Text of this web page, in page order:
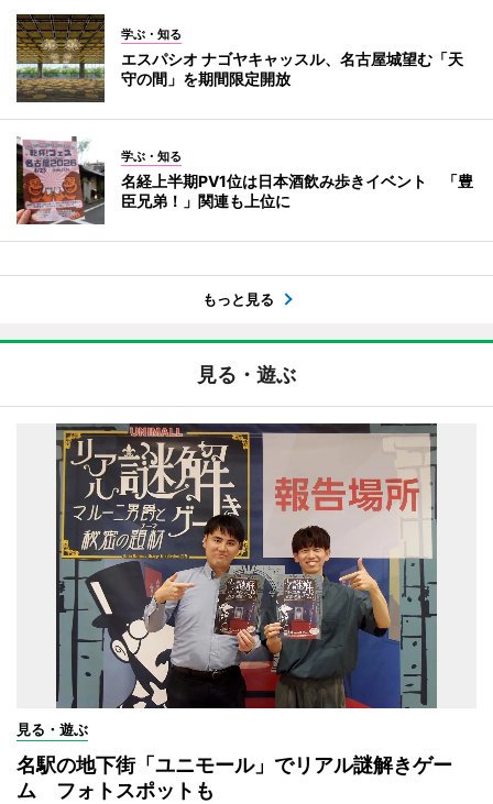
学ぶ・知る
エスパシオ ナゴヤキャッスル、名古屋城望む「天
守の間」を期間限定開放
学ぶ・知る
名経上半期PV1位は日本酒飲み歩きイベント 「豊
臣兄弟！」関連も上位に
もっと見る
見る・遊ぶ
見る・遊ぶ
名駅の地下街「ユニモール」でリアル謎解きゲー
ム フォトスポットも